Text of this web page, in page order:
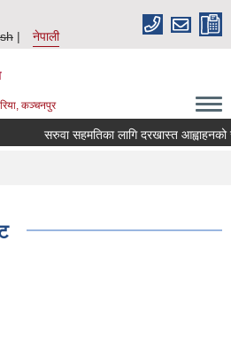
नेपाली
कञ्चनपुर
सरुवा सहमतिका लागि दरखास्त आह्वाहनको